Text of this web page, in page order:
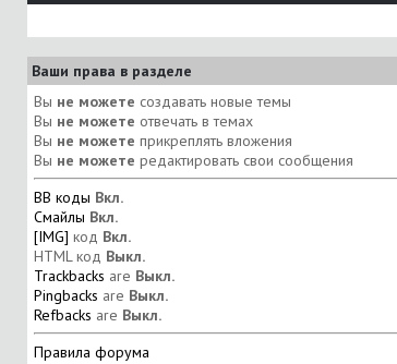
Ваши права в разделе
Вы не можете создавать новые темы
Вы не можете отвечать в темах
Вы не можете прикреплять вложения
Вы не можете редактировать свои сообщения
BB коды Вкл.
Смайлы Вкл.
[IMG] код Вкл.
HTML код Выкл.
Trackbacks are Выкл.
Pingbacks are Выкл.
Refbacks are Выкл.
Правила форума